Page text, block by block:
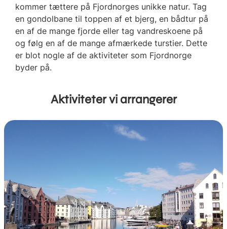
kommer tættere på Fjordnorges unikke natur. Tag
en gondolbane til toppen af et bjerg, en bådtur på
en af de mange fjorde eller tag vandreskoene på
og følg en af de mange afmærkede turstier. Dette
er blot nogle af de aktiviteter som Fjordnorge
byder på.
Aktiviteter vi arrangerer